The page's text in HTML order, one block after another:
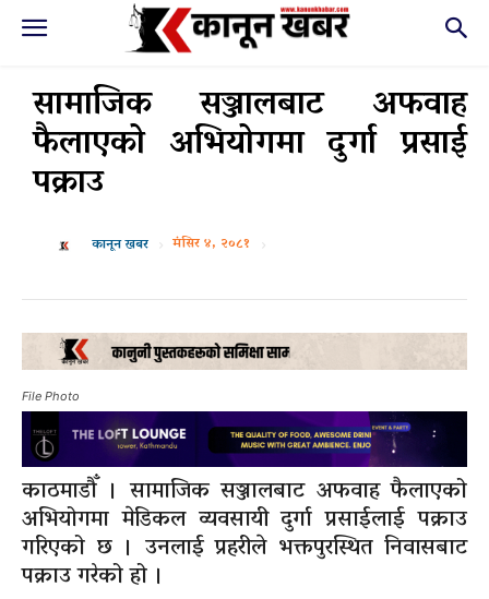
सामाजिक सञ्जालबाट अफवाह
फैलाएको अभियोगमा दुर्गा प्रसाई
पक्राउ
कानून खबर मंसिर ४, २०८१
File Photo
काठमाडौँ । सामाजिक सञ्जालबाट अफवाह फैलाएको
अभियोगमा मेडिकल व्यवसायी दुर्गा प्रसाईलाई पक्राउ
गरिएको छ । उनलाई प्रहरीले भक्तपुरस्थित निवासबाट
पक्राउ गरेको हो ।